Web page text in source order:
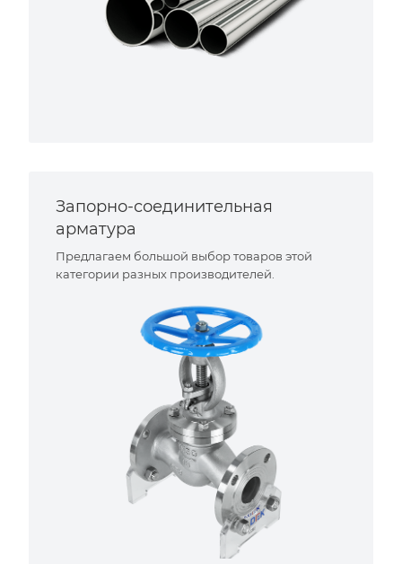
Запорно-соединительная
арматура
Предлагаем большой выбор товаров этой
категории разных производителей.